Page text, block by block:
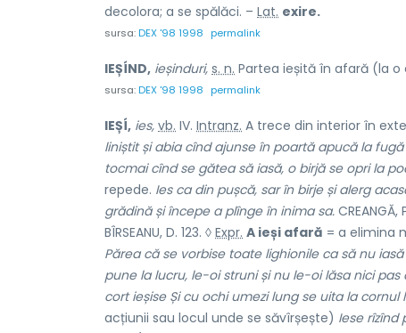
decolora; a se spălăci. – Lat. exire.
sursa:DEX '98 1998 permalink
IEȘÍND, ieșinduri, s. n. Partea ieșită în afară (la
sursa:DEX '98 1998 permalink
IEȘÍ, ies, vb. IV. Intranz. A trece din interior în
liniștit și abia cînd ajunse în poartă apucă la
tocmai cînd se gătea să iasă, o birjă se opri la
repede. Ies ca din pușcă, sar în birje și alerg
grădină și începe a plînge în inima sa. CREANGĂ,
BÎRSEANU, D. 123. ◊ Expr. A ieși afară = a elimina
Părea că se vorbise toate lighionile ca să nu
pune la lucru, le-oi struni și nu le-oi lăsa nici pas
cort ieșise Și cu ochi umezi lung se uita la cornul
acțiunii sau locul unde se săvîrșește) Iese rîzînd